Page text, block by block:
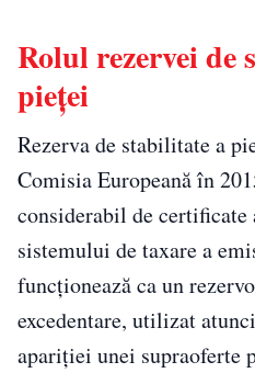
Rolul rezervei de
pieței
Rezerva de stabilitate a
Comisia Europeană în
considerabil de certificate
sistemului de taxare a
funcționează ca un
excedentare, utilizat
apariției unei supraoferte